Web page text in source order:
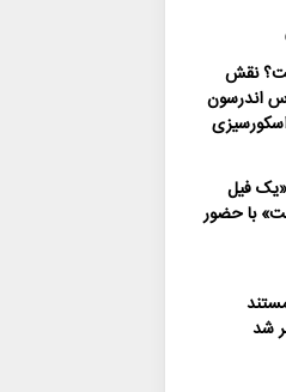
نقش
اندرسون
فیل
با حضور
شد